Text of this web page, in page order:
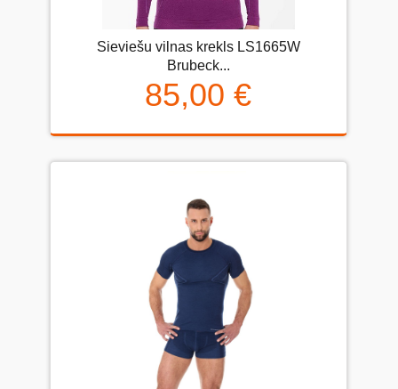
Sieviešu vilnas krekls LS1665W
Brubeck...
85,00 €